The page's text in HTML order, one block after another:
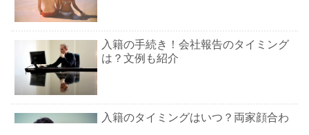
入籍の手続き！会社報告のタイミング
は？文例も紹介
入籍のタイミングはいつ？両家顔合わ